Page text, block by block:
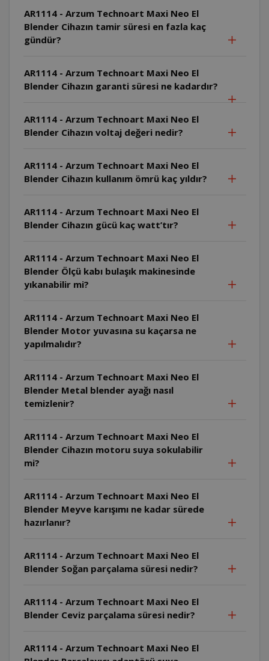
AR1114 - Arzum Technoart Maxi Neo El
Blender Cihazın tamir süresi en fazla kaç
gündür?
AR1114 - Arzum Technoart Maxi Neo El
Blender Cihazın garanti süresi ne kadardır?
AR1114 - Arzum Technoart Maxi Neo El
Blender Cihazın voltaj değeri nedir?
AR1114 - Arzum Technoart Maxi Neo El
Blender Cihazın kullanım ömrü kaç yıldır?
AR1114 - Arzum Technoart Maxi Neo El
Blender Cihazın gücü kaç watt’tır?
AR1114 - Arzum Technoart Maxi Neo El
Blender Ölçü kabı bulaşık makinesinde
yıkanabilir mi?
AR1114 - Arzum Technoart Maxi Neo El
Blender Motor yuvasına su kaçarsa ne
yapılmalıdır?
AR1114 - Arzum Technoart Maxi Neo El
Blender Metal blender ayağı nasıl
temizlenir?
AR1114 - Arzum Technoart Maxi Neo El
Blender Cihazın motoru suya sokulabilir
mi?
AR1114 - Arzum Technoart Maxi Neo El
Blender Meyve karışımı ne kadar sürede
hazırlanır?
AR1114 - Arzum Technoart Maxi Neo El
Blender Soğan parçalama süresi nedir?
AR1114 - Arzum Technoart Maxi Neo El
Blender Ceviz parçalama süresi nedir?
AR1114 - Arzum Technoart Maxi Neo El